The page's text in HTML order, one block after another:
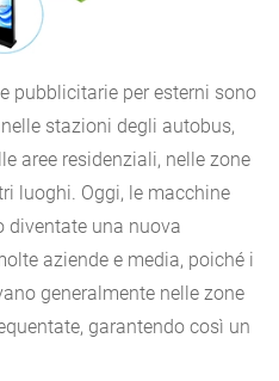
pubblicitarie per esterni sono
stazioni degli autobus,
aree residenziali, nelle zone
luoghi. Oggi, le macchine
diventate una nuova
aziende e media, poiché i
generalmente nelle zone
garantendo così un